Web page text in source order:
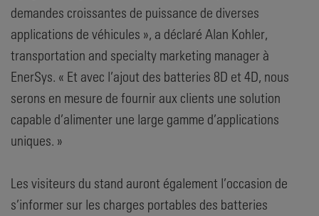
demandes croissantes de puissance de diverses
applications de véhicules », a déclaré Alan Kohler,
transportation and specialty marketing manager à
EnerSys. « Et avec l’ajout des batteries 8D et 4D, nous
serons en mesure de fournir aux clients une solution
capable d’alimenter une large gamme d’applications
uniques. »
Les visiteurs du stand auront également l’occasion de
s’informer sur les charges portables des batteries